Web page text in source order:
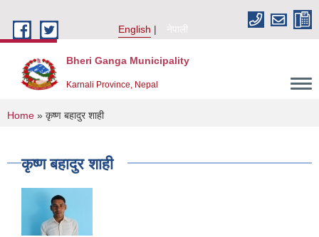
English
नेपाली
Bheri Ganga Municipality
Karnali Province, Nepal
You are here
Home » कृष्ण बहादुर शाही
कृष्ण बहादुर शाही